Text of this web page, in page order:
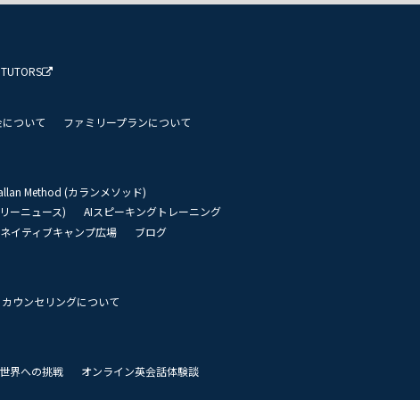
ついて
ファミリープランについて
Method (カランメソッド)
ーニュース)
AIスピーキングトレーニング
ネイティブキャンプ広場
ブログ
カウンセリングについて
界への挑戦
オンライン英会話体験談